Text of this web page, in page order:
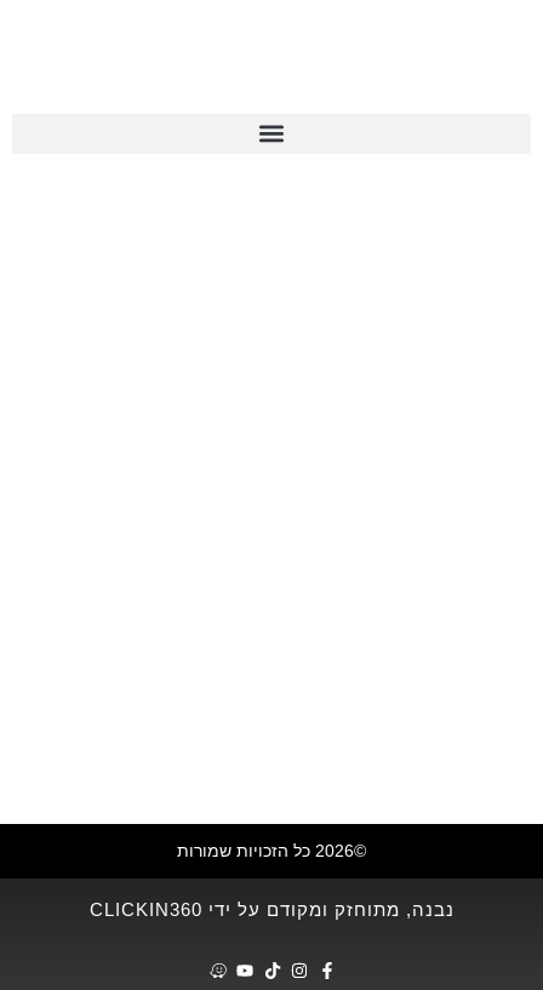
©2026 כל הזכויות שמורות
נבנה, מתוחזק ומקודם על ידי CLICKIN360